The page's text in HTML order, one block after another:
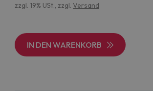
zzgl. 19% USt., zzgl. Versand
IN DEN WARENKORB